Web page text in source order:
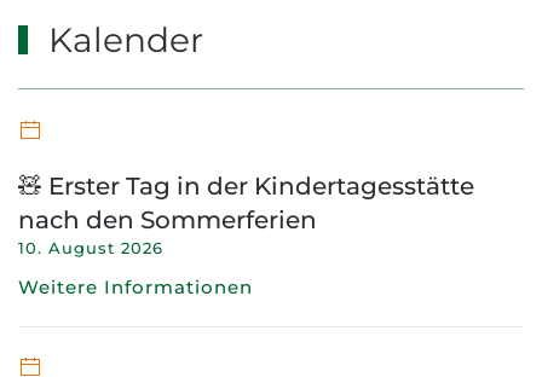
Kalender
🧸 Erster Tag in der Kindertagesstätte
nach den Sommerferien
10. August 2026
Weitere Informationen